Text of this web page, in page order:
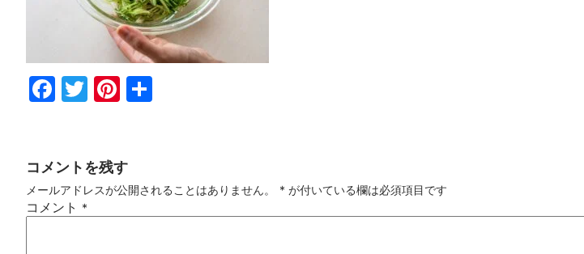
Fac
Twi
Pin
コメントを残す
メールアドレスが公開されることはありません。 * が付いている欄は必須項目です
コメント *